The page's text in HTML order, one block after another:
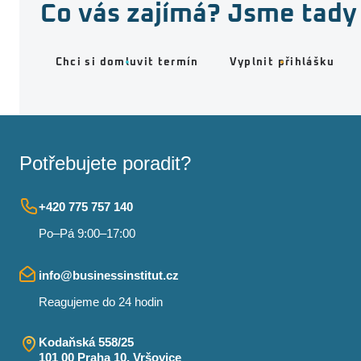
Co vás zajímá? Jsme
Chci si domluvit termín Vyplnit přihlášku
Potřebujete poradit?
+420 775 757 140
Po–Pá 9:00–17:00
info@businessinstitut.cz
Reagujeme do 24 hodin
Kodaňská 558/25
101 00 Praha 10, Vršovice